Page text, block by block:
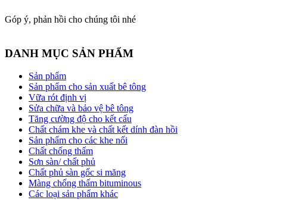
Góp ý, phản hồi cho chúng tôi nhé
DANH MỤC SẢN PHẨM
Sản phẩm
Sản phẩm cho sản xuất bê tông
Vữa rót định vị
Sửa chữa và bảo vệ bê tông
Tăng cường độ cho kết cấu
Chất chám khe và chất kết dính đàn hồi
Sản phẩm cho các khe nối
Chất chống thấm
Sơn sàn/ chất phủ
Chất phủ sàn gốc si măng
Màng chống thấm bituminous
Các loại sản phẩm khác